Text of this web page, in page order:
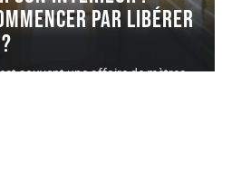
par libérer
souvent une affaire de mètres